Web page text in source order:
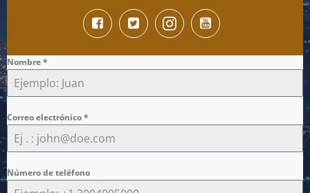
Nombre*
Correo electrónico*
Número de teléfono